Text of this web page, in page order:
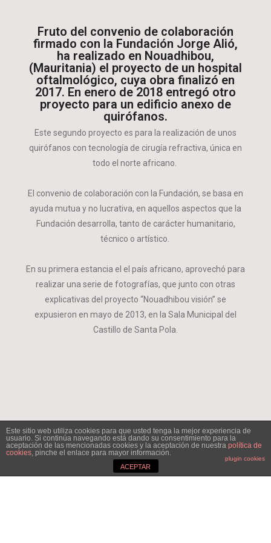
Fruto del convenio de colaboración
firmado con la Fundación Jorge Alió,
ha realizado en Nouadhibou,
(Mauritania) el proyecto de un hospital
oftalmológico, cuya obra finalizó en
2017. En enero de 2018 entregó otro
proyecto para un edificio anexo de
quirófanos.
Este segundo proyecto es para la realización de unos
quirófanos con tecnología de cirugía refractiva, única en
todo el norte africano.
El convenio de colaboración con la Fundación, se basa en
ayuda mutua y no lucrativa, en aquellos aspectos que la
Fundación desarrolla, tanto de carácter humanitario,
técnico o artístico.
En su primera estancia el el país africano, aprovechó para
realizar una serie de fotografías, que junto con otras
explicativas del proyecto “Nouadhibou visión” se
expusieron en mayo de 2013, en la Sala Municipal del
Castillo de Santa Pola.
Este sitio web utiliza cookies para que usted tenga la mejor experiencia de
usuario. Si continúa navegando está dando su consentimiento para la
aceptación de las mencionadas cookies y la aceptación de nuestra política de
cookies, pinche el enlace para mayor información.
plugin cookies
ACEPTAR